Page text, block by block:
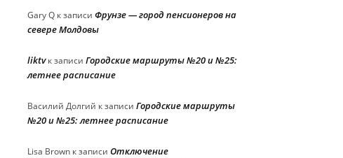
Gary Q к записи Фрунзе — город пенсионеров на
севере Молдовы
liktvк записи Городские маршруты №20 и №25:
летнее расписание
Василий Долгий к записи Городские маршруты
№20 и №25: летнее расписание
Lisa Brown к записи Отключение